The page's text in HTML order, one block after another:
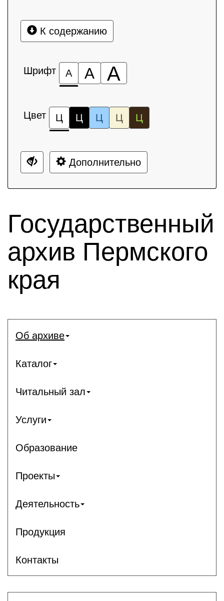
К содержанию
Шрифт А А А
Цвет Ц Ц Ц Ц Ц
Дополнительно
Государственный
архив Пермского
края
Об архиве
Каталог
Читальный зал
Услуги
Образование
Проекты
Деятельность
Продукция
Контакты